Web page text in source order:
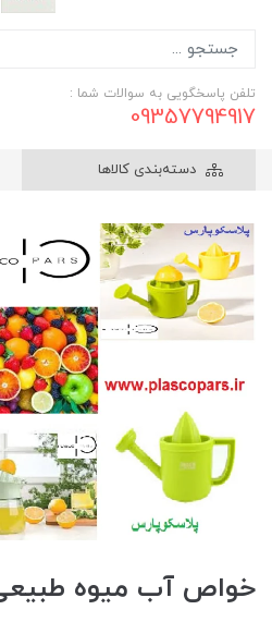
تلفن پاسخگویی به سوالات شما :
09357794917
دسته‌بندی کالاها
خواص آب میوه طبیعی